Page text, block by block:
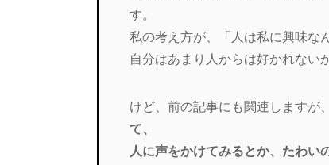
す。
私の考え方が、「人は私に興味な
自分はあまり人からは好かれない
けど、前の記事にも関連しますが、
て、
人に声をかけてみるとか、たわい